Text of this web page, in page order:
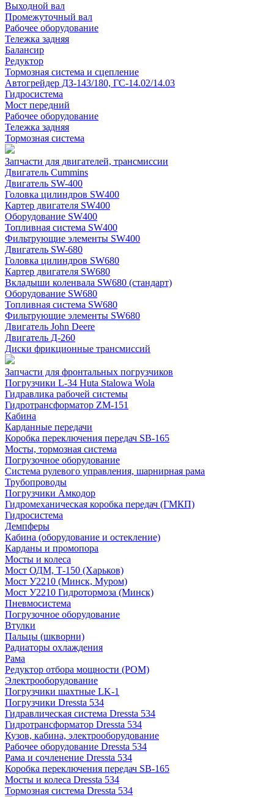
Выходной вал
Промежуточный вал
Рабочее оборудование
Тележка задняя
Балансир
Редуктор
Тормозная система и сцепление
Автогрейдер ДЗ-143/180, ГС-14.02/14.03
Гидросистема
Мост передний
Рабочее оборудование
Тележка задняя
Тормозная система
Запчасти для двигателей, трансмиссии
Двигатель Cummins
Двигатель SW-400
Головка цилиндров SW400
Картер двигателя SW400
Оборудование SW400
Топливная система SW400
Фильтрующие элементы SW400
Двигатель SW-680
Головка цилиндров SW680
Картер двигателя SW680
Вкладыши коленвала SW680 (стандарт)
Оборудование SW680
Топливная система SW680
Фильтрующие элементы SW680
Двигатель John Deere
Двигатель Д-260
Диски фрикционные трансмиссий
Запчасти для фронтальных погрузчиков
Погрузчики L-34 Huta Stalowa Wola
Гидравлика рабочей системы
Гидротрансформатор ZM-151
Кабина
Карданные передачи
Коробка переключения передач SB-165
Мосты, тормозная система
Погрузочное оборудование
Система рулевого управления, шарнирная рама
Трубопроводы
Погрузчики Амкодор
Гидромеханическая коробка передач (ГМКП)
Гидросистема
Демпферы
Кабина (оборудование и остекление)
Карданы и промопора
Мосты и колеса
Мост ОДМ, Т-150 (Харьков)
Мост У2210 (Минск, Муром)
Мост У2210 Гидротормоза (Минск)
Пневмосистема
Погрузочное оборудование
Втулки
Пальцы (шкворни)
Радиаторы охлаждения
Рама
Редуктор отбора мощности (РОМ)
Электрооборудование
Погрузчики шахтные LK-1
Погрузчики Dressta 534
Гидравлическая система Dressta 534
Гидротрансформатор Dressta 534
Кузов, кабина, электрооборудование
Рабочее оборудование Dressta 534
Рама и сочленение Dressta 534
Коробка переключения передач SB-165
Мосты и колеса Dressta 534
Тормозная система Dressta 534